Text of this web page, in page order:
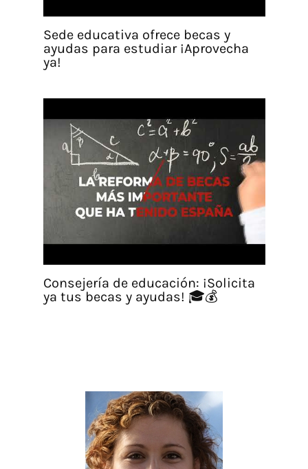
Sede educativa ofrece becas y
ayudas para estudiar ¡Aprovecha
ya!
Consejería de educación: ¡Solicita
ya tus becas y ayudas! 🎓💰